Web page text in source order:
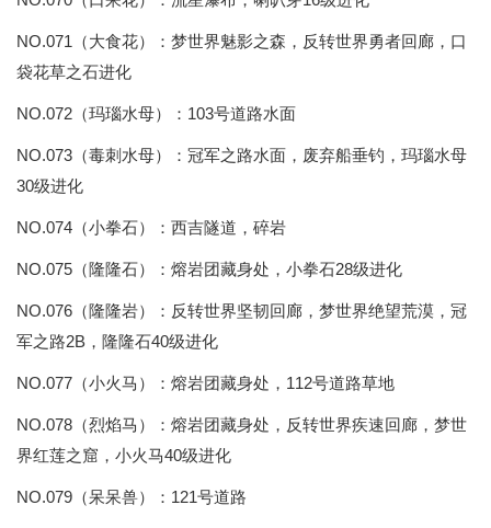
NO.071（大食花）：梦世界魅影之森，反转世界勇者回廊，口
袋花草之石进化
NO.072（玛瑙水母）：103号道路水面
NO.073（毒刺水母）：冠军之路水面，废弃船垂钓，玛瑙水母
30级进化
NO.074（小拳石）：西吉隧道，碎岩
NO.075（隆隆石）：熔岩团藏身处，小拳石28级进化
NO.076（隆隆岩）：反转世界坚韧回廊，梦世界绝望荒漠，冠
军之路2B，隆隆石40级进化
NO.077（小火马）：熔岩团藏身处，112号道路草地
NO.078（烈焰马）：熔岩团藏身处，反转世界疾速回廊，梦世
界红莲之窟，小火马40级进化
NO.079（呆呆兽）：121号道路